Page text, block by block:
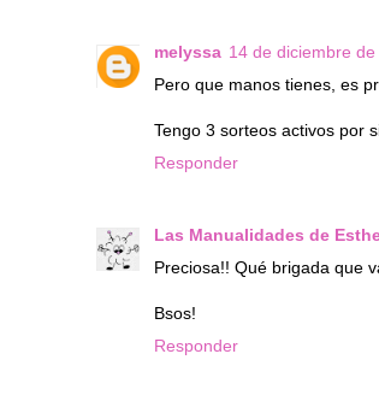
melyssa 14 de diciembre
Pero que manos tienes, es
Tengo 3 sorteos activos por
Responder
Las Manualidades de
Preciosa!! Qué brigada que
Bsos!
Responder